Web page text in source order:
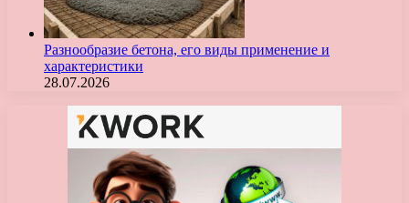
Разнообразие бетона, его виды применение и
характеристики
28.07.2026